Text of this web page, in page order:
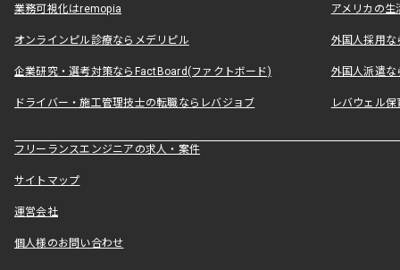
業務可視化はremopia アメリカの
オンラインピル診療ならメデリピル 外国人採用
企業研究・選考対策ならFactBoard(ファクトボード) 外国人派遣な
ドライバー・施工管理技士の転職ならレバジョブ レバウェル
フリーランスエンジニアの求人・案件
サイトマップ
運営会社
個人様のお問い合わせ